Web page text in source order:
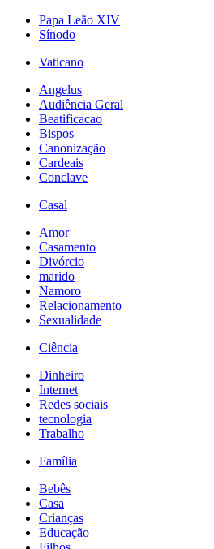
Papa Leão XIV
Sínodo
Vaticano
Angelus
Audiência Geral
Beatificacao
Bispos
Canonização
Cardeais
Conclave
Casal
Amor
Casamento
Divórcio
marido
Namoro
Relacionamento
Sexualidade
Ciência
Dinheiro
Internet
Redes sociais
tecnologia
Trabalho
Família
Bebês
Casa
Crianças
Educação